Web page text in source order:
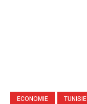
ECONOMIE TUNISIE